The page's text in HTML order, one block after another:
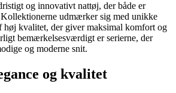
og innovativt nattøj, der både er
udmærker sig med unikke
høj kvalitet, der giver maksimal komfort og
bemærkelsesværdigt er serierne, der
og moderne snit.
og kvalitet